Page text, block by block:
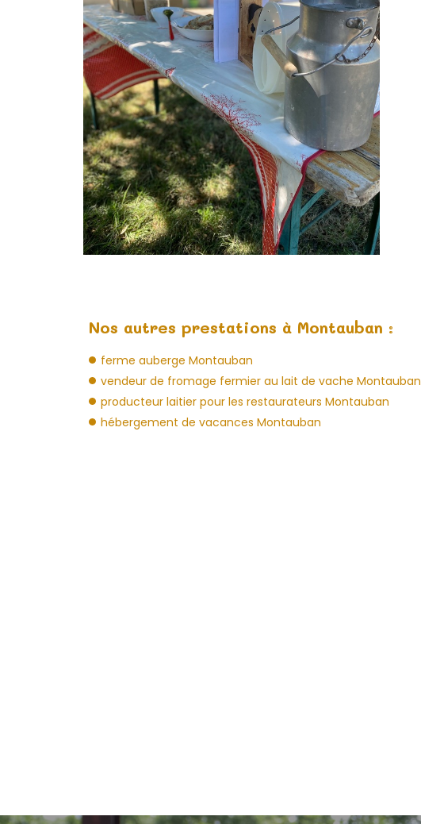
Nos autres prestations à Montauban :
ferme auberge Montauban
vendeur de fromage fermier au lait de vache Montauban
producteur laitier pour les restaurateurs Montauban
hébergement de vacances Montauban